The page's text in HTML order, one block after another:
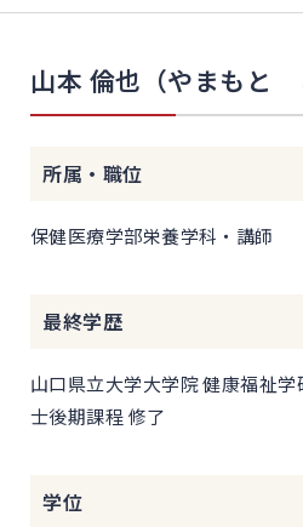
山本 倫也（やまもと
所属・職位
保健医療学部栄養学科・講師
最終学歴
山口県立大学大学院 健康福祉
士後期課程 修了
学位